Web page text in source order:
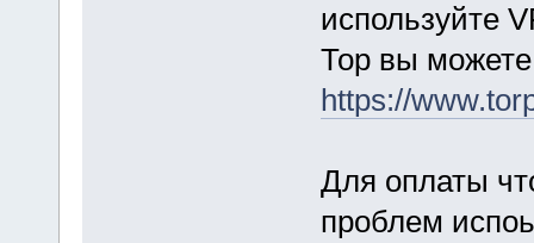
используйте
Тор вы можете
https://
Для оплаты
проблем